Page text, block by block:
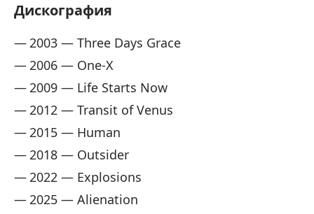
Дискография
2003 — Three Days Grace
2006 — One-X
2009 — Life Starts Now
2012 — Transit of Venus
2015 — Human
2018 — Outsider
2022 — Explosions
2025 — Alienation